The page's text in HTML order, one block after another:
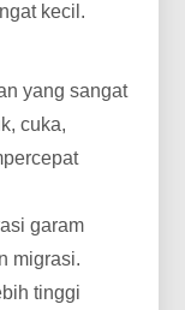
kecil.
yang sangat
cuka,
garam
migrasi.
tinggi